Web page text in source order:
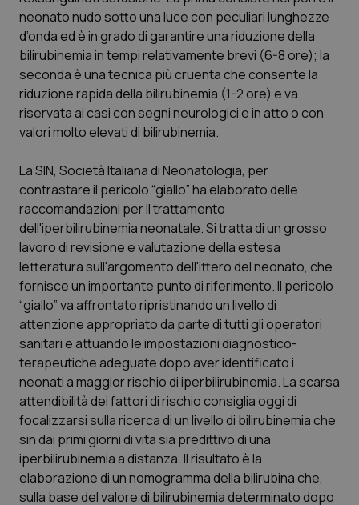
Liguria
Lombardia
Marche
Molise
Piemonte
Provincia Autonoma di Bolzano
Provincia Autonoma di Trento
Puglia
Sardegna
Sicilia
Toscana
Umbria
Disturbi dell’umore
Dolore
Donna & Salute
Epatiti
HIV
Infezioni & Febbre
Ipertensione & Scompenso
Malattie rare
Malattia di Crohn & Rettocolite Ulcerosa
Neuroscienze & patologie neurodegenerative
Obesità
Oftalmologia
neonato nudo sotto una luce con peculiari lunghezze
d’onda ed è in grado di garantire una riduzione della
bilirubinemia in tempi relativamente brevi (6-8 ore); la
seconda è una tecnica più cruenta che consente la
riduzione rapida della bilirubinemia (1-2 ore) e va
riservata ai casi con segni neurologici e in atto o con
valori molto elevati di bilirubinemia.
La SIN, Società Italiana di Neonatologia, per
contrastare il pericolo “giallo” ha elaborato delle
raccomandazioni per il trattamento
dell'iperbilirubinemia neonatale. Si tratta di un grosso
lavoro di revisione e valutazione della estesa
letteratura sull'argomento dell'ittero del neonato, che
fornisce un importante punto di riferimento. Il pericolo
“giallo” va affrontato ripristinando un livello di
attenzione appropriato da parte di tutti gli operatori
sanitari e attuando le impostazioni diagnostico-
terapeutiche adeguate dopo aver identificato i
neonati a maggior rischio di iperbilirubinemia. La scarsa
attendibilità dei fattori di rischio consiglia oggi di
focalizzarsi sulla ricerca di un livello di bilirubinemia che
sin dai primi giorni di vita sia predittivo di una
iperbilirubinemia a distanza. Il risultato è la
elaborazione di un nomogramma della bilirubina che,
sulla base del valore di bilirubinemia determinato dopo